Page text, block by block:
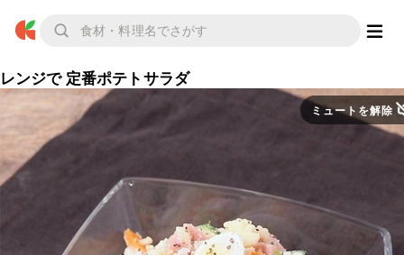
レンジで 定番ポテトサラダ
ミュートを解除